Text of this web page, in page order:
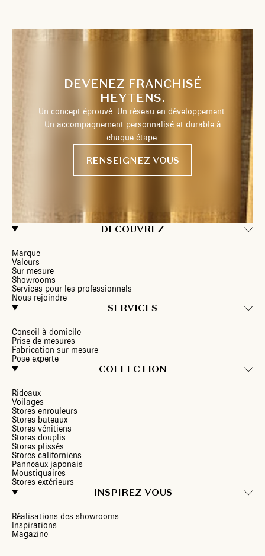
DECOUVREZ
Marque
Valeurs
Sur-mesure
Showrooms
Services pour les professionnels
Nous rejoindre
SERVICES
Conseil à domicile
Prise de mesures
Fabrication sur mesure
Pose experte
COLLECTION
Rideaux
Voilages
Stores enrouleurs
Stores bateaux
Stores vénitiens
Stores douplis
Stores plissés
Stores californiens
Panneaux japonais
Moustiquaires
Stores extérieurs
INSPIREZ-VOUS
Réalisations des showrooms
Inspirations
Magazine
DEVENEZ FRANCHISÉ
HEYTENS.
Un concept éprouvé. Un réseau en développement.
Un accompagnement personnalisé et durable à
chaque étape.
RENSEIGNEZ-VOUS